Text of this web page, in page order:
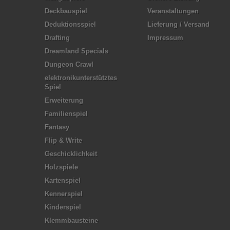
Deckbauspiel
Deduktionsspiel
Drafting
Dreamland Specials
Dungeon Crawl
elektronikunterstütztes
Spiel
Erweiterung
Familienspiel
Fantasy
Flip & Write
Geschicklichkeit
Holzspiele
Kartenspiel
Kennerspiel
Kinderspiel
Klemmbausteine
Veranstaltungen
Lieferung / Versand
Impressum